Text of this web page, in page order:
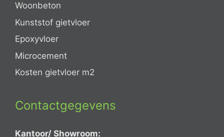
Woonbeton
Kunststof gietvloer
Epoxyvloer
Microcement
Kosten gietvloer m2
Contactgegevens
Kantoor/ Showroom: